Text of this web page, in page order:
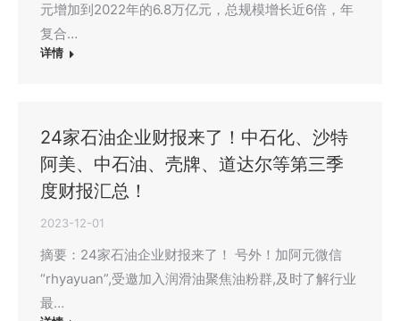
元增加到2022年的6.8万亿元，总规模增长近6倍，年
复合…
详情
24家石油企业财报来了！中石化、沙特
阿美、中石油、壳牌、道达尔等第三季
度财报汇总！
2023-12-01
摘要：24家石油企业财报来了！ 号外！加阿元微信
“rhyayuan”,受邀加入润滑油聚焦油粉群,及时了解行业
最…